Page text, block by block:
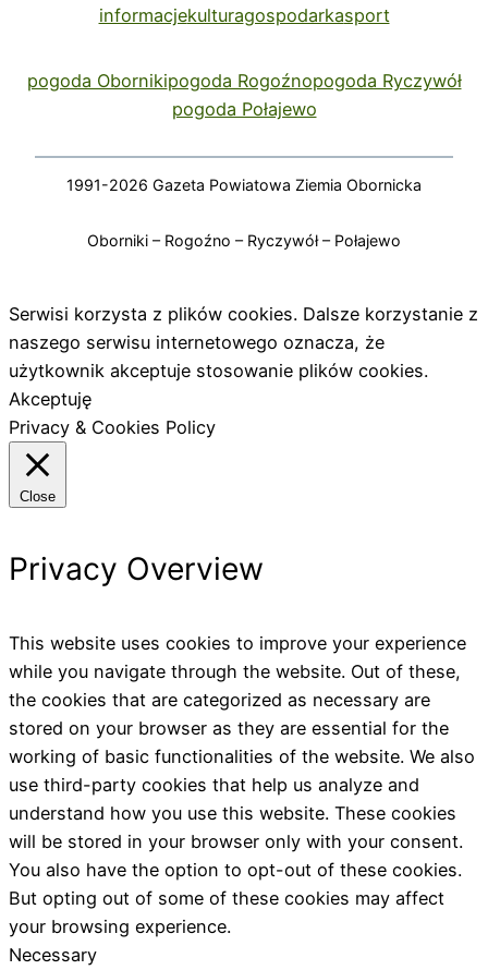
informacjekulturagospodarkasport
pogoda Obornikipogoda Rogoźnopogoda Ryczywół
pogoda Połajewo
1991-2026 Gazeta Powiatowa Ziemia Obornicka
Oborniki – Rogoźno – Ryczywół – Połajewo
Serwisi korzysta z plików cookies. Dalsze korzystanie z
naszego serwisu internetowego oznacza, że
użytkownik akceptuje stosowanie plików cookies.
Akceptuję
Privacy & Cookies Policy
Close
Privacy Overview
This website uses cookies to improve your experience
while you navigate through the website. Out of these,
the cookies that are categorized as necessary are
stored on your browser as they are essential for the
working of basic functionalities of the website. We also
use third-party cookies that help us analyze and
understand how you use this website. These cookies
will be stored in your browser only with your consent.
You also have the option to opt-out of these cookies.
But opting out of some of these cookies may affect
your browsing experience.
Necessary